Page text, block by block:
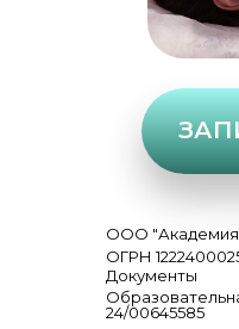
ООО
ОГРН
Документы
24/00645585